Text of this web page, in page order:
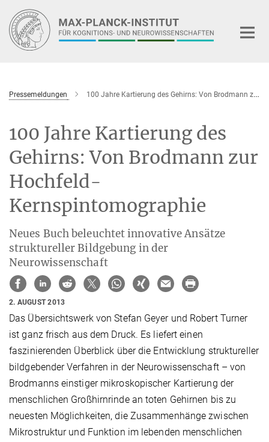
Hauptinhalt
Pressemeldungen 100 Jahre Kartierung des Gehirns: Von Brodmann zur Hochfeld-Kernspintomographie
100 Jahre Kartierung des
Gehirns: Von Brodmann zur
Hochfeld-
Kernspintomographie
Neues Buch beleuchtet innovative Ansätze
struktureller Bildgebung in der
Neurowissenschaft
2. AUGUST 2013
Das Übersichtswerk von Stefan Geyer und Robert Turner
ist ganz frisch aus dem Druck. Es liefert einen
faszinierenden Überblick über die Entwicklung struktureller
bildgebender Verfahren in der Neurowissenschaft – von
Brodmanns einstiger mikroskopischer Kartierung der
menschlichen Großhirnrinde an toten Gehirnen bis zu
neuesten Möglichkeiten, die Zusammenhänge zwischen
Mikrostruktur und Funktion im lebenden menschlichen